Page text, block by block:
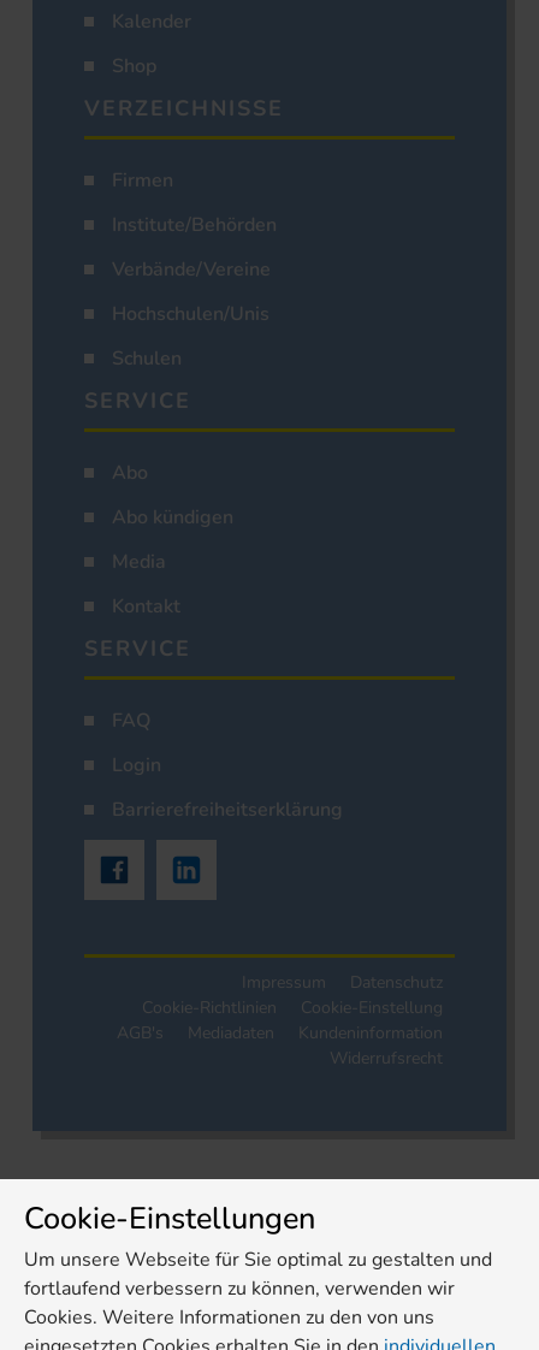
Kalender
Shop
VERZEICHNISSE
Firmen
Institute/Behörden
Verbände/Vereine
Hochschulen/Unis
Schulen
SERVICE
Abo
Abo kündigen
Media
Kontakt
SERVICE
FAQ
Login
Barrierefreiheitserklärung
Impressum
Datenschutz
Cookie-Richtlinien
Cookie-Einstellung
AGB's
Mediadaten
Kundeninformation
Widerrufsrecht
Cookie-Einstellungen
Um unsere Webseite für Sie optimal zu gestalten und
fortlaufend verbessern zu können, verwenden wir
Cookies. Weitere Informationen zu den von uns